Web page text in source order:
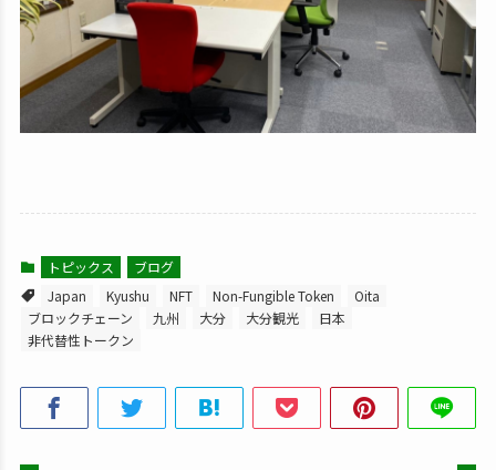
トピックス
ブログ
Japan
Kyushu NFT Non-Fungible Token
Oita
ブロックチェーン
九州 大分 大分観光
日本
非代替性トークン